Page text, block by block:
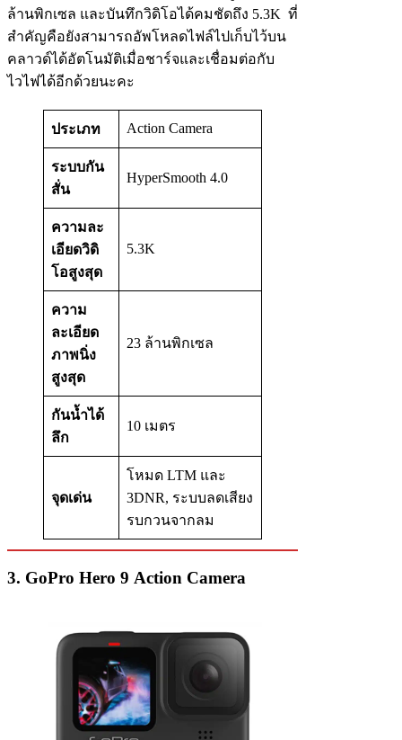
ล้านพิกเซล และบันทึกวิดิโอได้คมชัดถึง 5.3K ที่
สำคัญคือยังสามารถอัพโหลดไฟล์ไปเก็บไว้บน
คลาวด์ได้อัตโนมัติเมื่อชาร์จและเชื่อมต่อกับ
ไวไฟได้อีกด้วยนะคะ
ประเภท Action Camera
ระบบกัน
สั่น
HyperSmooth 4.0
ความละ
เอียดวิดิ
โอสูงสุด
5.3K
ความ
ละเอียด
ภาพนิ่ง
สูงสุด
23 ล้านพิกเซล
กันน้ำได้
ลึก
10 เมตร
จุดเด่น
โหมด LTM และ
3DNR, ระบบลดเสียง
รบกวนจากลม
3. GoPro Hero 9 Action Camera